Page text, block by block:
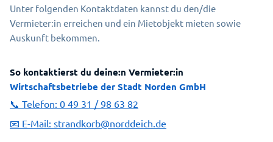
Unter folgenden Kontaktdaten kannst du den/die
Vermieter:in erreichen und ein Mietobjekt mieten sowie
Auskunft bekommen.
So kontaktierst du deine:n Vermieter:in
Wirtschaftsbetriebe der Stadt Norden GmbH
📞 Telefon: 0 49 31 / 98 63 82
📧 E-Mail: strandkorb@norddeich.de